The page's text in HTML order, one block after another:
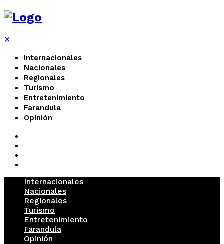
✕
Internacionales
Nacionales
Regionales
Turismo
Entretenimiento
Farandula
Opinión
Internacionales
Nacionales
Regionales
Turismo
Entretenimiento
Farandula
Opinión